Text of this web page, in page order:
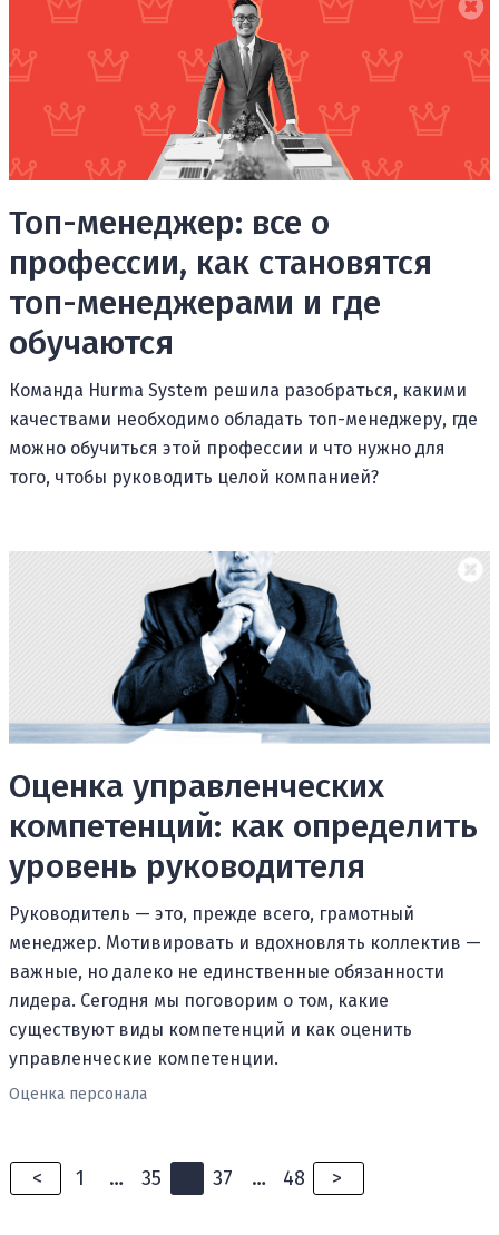
Топ-менеджер: все о
профессии, как становятся
топ-менеджерами и где
обучаются
Команда Hurma System решила разобраться, какими
качествами необходимо обладать топ-менеджеру, где
можно обучиться этой профессии и что нужно для
того, чтобы руководить целой компанией?
Оценка управленческих
компетенций: как определить
уровень руководителя
Руководитель — это, прежде всего, грамотный
менеджер. Мотивировать и вдохновлять коллектив —
важные, но далеко не единственные обязанности
лидера. Сегодня мы поговорим о том, какие
существуют виды компетенций и как оценить
управленческие компетенции.
Оценка персонала
< 1 … 35 37 … 48 >